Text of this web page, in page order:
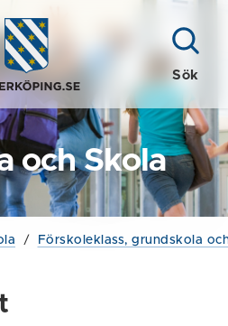
Sök
och Skola
/ Förskoleklass, grundskola